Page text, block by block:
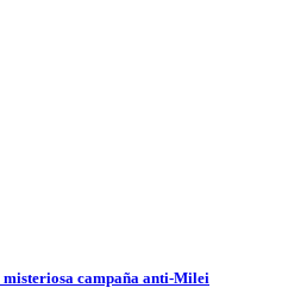
campaña anti-Milei